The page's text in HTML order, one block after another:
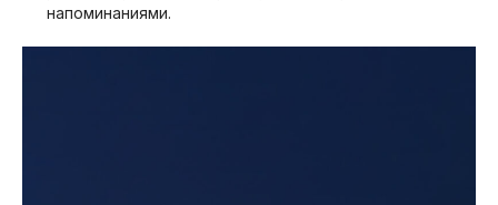
напоминаниями.​